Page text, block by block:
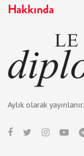
Hakkında
Aylık olarak yayınlanır.